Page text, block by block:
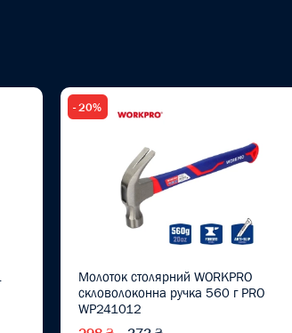
- 20%
Молоток столярний WORKPRO
скловолоконна ручка 560 г PRO
WP241012